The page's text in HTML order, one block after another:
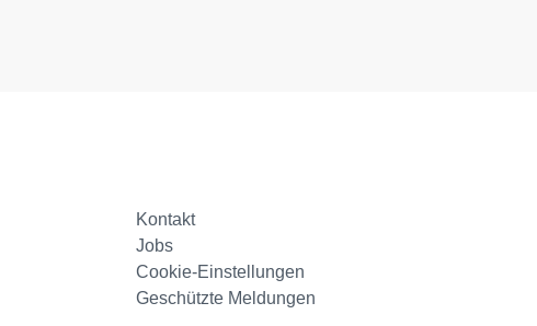
Kontakt
Jobs
Cookie-Einstellungen
Geschützte Meldungen